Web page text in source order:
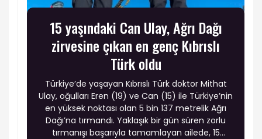
15 yaşındaki Can Ulay, Ağrı Dağı
zirvesine çıkan en genç Kıbrıslı
Türk oldu
Türkiye’de yaşayan Kıbrıslı Türk doktor Mithat
Ulay, oğulları Eren (19) ve Can (15) ile Türkiye’nin
en yüksek noktası olan 5 bin 137 metrelik Ağrı
Dağı’na tırmandı. Yaklaşık bir gün süren zorlu
tırmanışı başarıyla tamamlayan ailede, 15